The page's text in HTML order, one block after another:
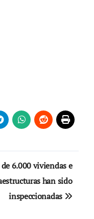
6.000 viviendas e
han sido
inspeccionadas